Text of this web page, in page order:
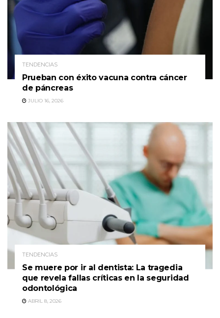
TENDENCIAS
Prueban con éxito vacuna contra cáncer
de páncreas
JULIO 16, 2026
TENDENCIAS
Se muere por ir al dentista: La tragedia
que revela fallas críticas en la seguridad
odontológica
ABRIL 8, 2026